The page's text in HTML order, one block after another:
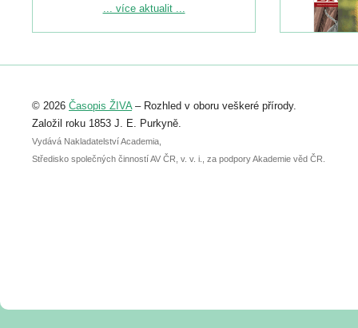
Podrobnější informace ke konferenci
Registrovat se můžete do 6. září.
abstraktu přihlášené přednášky nebo
posteru je už 30. června.
... více aktualit ...
© 2026 Časopis ŽIVA– Rozhled v oboru veškeré přírody.
Založil roku 1853 J. E. Purkyně.
Vydává Nakladatelství Academia,
Středisko společných činností AV ČR, v. v. i., za podpory Akademie věd ČR.